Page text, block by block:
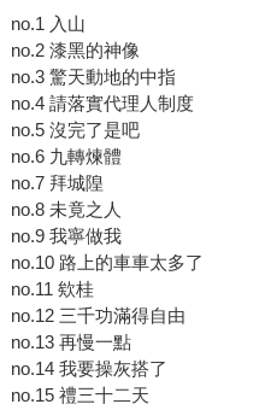
no.1 入山
no.2 漆黑的神像
no.3 驚天動地的中指
no.4 請落實代理人制度
no.5 沒完了是吧
no.6 九轉煉體
no.7 拜城隍
no.8 未竟之人
no.9 我寧做我
no.10 路上的車車太多了
no.11 欸桂
no.12 三千功滿得自由
no.13 再慢一點
no.14 我要操灰搭了
no.15 禮三十二天